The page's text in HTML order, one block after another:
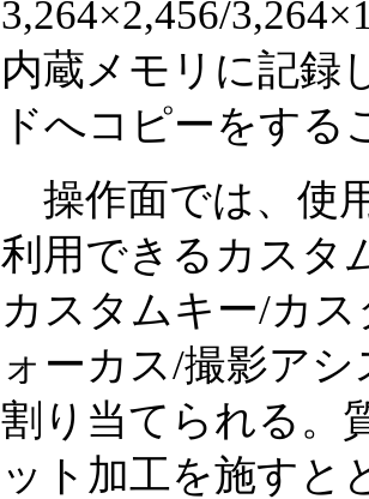
3,264×2,456/
内蔵メモリに記録
ドへコピーをする
操作面では、使
利用できるカスタ
カスタムキー/カ
ォーカス/撮影ア
割り当てられる。
ット加工を施すと